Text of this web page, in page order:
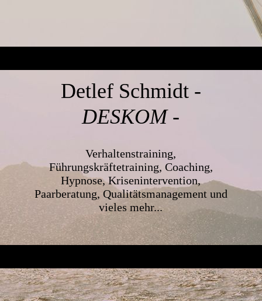
Detlef Schmidt -
DESKOM -
Verhaltenstraining,
Führungskräftetraining, Coaching,
Hypnose, Krisenintervention,
Paarberatung, Qualitätsmanagement und
vieles mehr...